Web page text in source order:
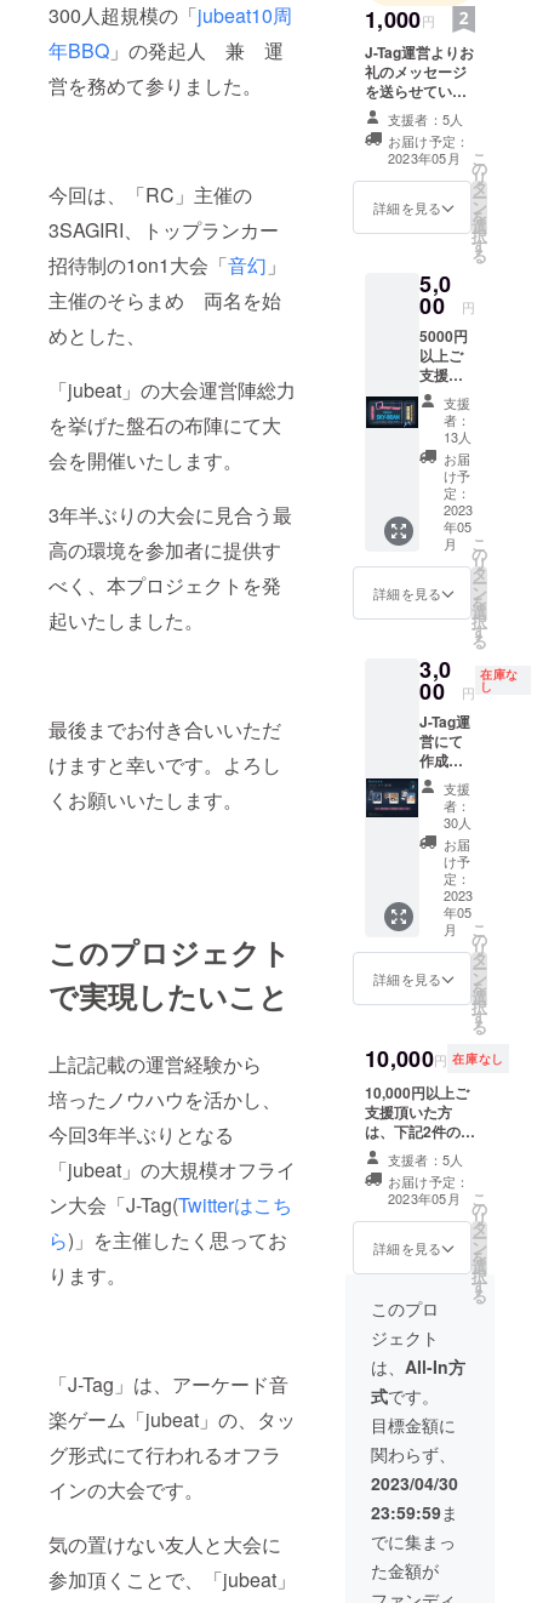
300人超規模の「jubeat10周
年BBQ 」の発起人 兼 運
営を務めて参りました。
今回は、「RC」主催の
3SAGIRI、トップランカー
招待制の1on1大会「音幻 」
主催のそらまめ 両名を始
めとした、
「jubeat」の大会運営陣総力
を挙げた盤石の布陣にて大
会を開催いたします。
3年半ぶりの大会に見合う最
高の環境を参加者に提供す
べく、本プロジェクトを発
起いたしました。
最後までお付き合いいただ
けますと幸いです。よろし
くお願いいたします。
このプロジェクト
で実現したいこと
上記記載の運営経験から
培ったノウハウを活かし、
今回3年半ぶりとなる
「jubeat」の大規模オフライ
ン大会「J-Tag(Twitterはこち
ら)」を主催したく思ってお
ります。
「J-Tag」は、アーケード音
楽ゲーム「jubeat」の、タッ
グ形式にて行われるオフラ
インの大会です。
気の置けない友人と大会に
参加頂くことで、「jubeat」
1,000円
J-Tag運営よりお
礼のメッセージ
を送らせていた
だきます。
支援者：5人
お届け予定：
2023年05月
詳細を見る
こ
の
リ
タ
ー
ン
を
選
択
す
る
5,0
00 円
5000円
以上ご
支援頂
いた方
は、下
記3件の
うち1件
のリ
ターン
をご選
択いた
だけま
す。 ①
大会当
日、実
況席に
ただ
き、運
営と共
に1試合
ご実況
いただ
く ②大
会当日
の席に
つい
て、最
前席を
指定席
にてご
用意さ
せてい
ただ
でない
方対象)
大会参
加者に
配布す
る名札
と同様
のもの
を作成
し、
データ
せてい
く。
(※③を
ご選択
くだ
さった
方は、
支援
時、必
欄に掲
載を希
望され
るお名
前をご
支援
者：
13人
お届
け予
定：
2023
年05
月
詳細を見る
こ
の
リ
タ
ー
ン
を
選
択
す
る
3,0
00 円
在庫な
し
J-Tag運
営にて
作成し
た、ア
クリル
キーホ
ルダー
を皆様
にご送
付させ
ていた
だきま
す。 添
付画像
の3種類
から1種
ンダム
封入い
たしま
す。
支援
者：
30人
お届
け予
定：
2023
年05
月
詳細を見る
こ
の
リ
タ
ー
ン
を
選
択
す
る
10,000円 在庫なし
10,000円以上ご
支援頂いた方
は、下記2件のう
ち1件のリターン
をご選択いただ
けます。 ①大会
の開会式の際、
Special Thanks
として一言お言
Special Thanks
として名前を記
載させていただ
く (※②をご選択
下さった方は、
備考欄に掲載し
たい名前をご登
録ください。)
支援者：5人
お届け予定：
2023年05月
詳細を見る
こ
の
リ
タ
ー
ン
を
選
択
す
る
このプロ
ジェクト
は、 All-In方
式です。
目標金額に
関わらず、
2023/04/30
23:59:59ま
でに集まっ
た金額が